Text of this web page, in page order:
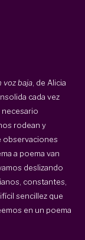
voz baja , de Alicia
cada vez
necesario
rodean y
observaciones
a poema van
deslizando
constantes,
sencillez que
en un poema